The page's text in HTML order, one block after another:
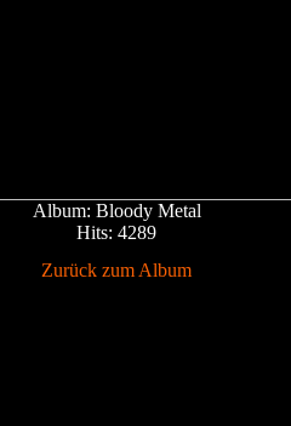
Album: Bloody Metal
Hits: 4289
Zurück zum Album